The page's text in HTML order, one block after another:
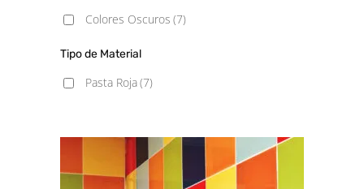
Colores Oscuros (7)
Tipo de Material
Pasta Roja(7)